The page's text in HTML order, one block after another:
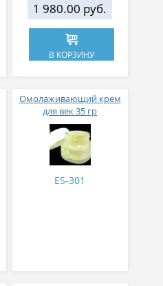
1 980.00 руб.
В КОРЗИНУ
Омолаживающий крем
для век 35 гр
ES-301